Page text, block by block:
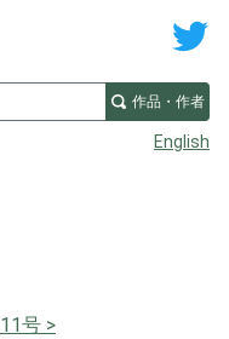
作品・作者
English
11号